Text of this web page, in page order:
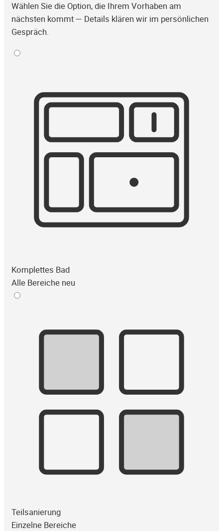
Wählen Sie die Option, die Ihrem Vorhaben am
nächsten kommt — Details klären wir im persönlichen
Gespräch.
Komplettes Bad
Alle Bereiche neu
Teilsanierung
Einzelne Bereiche